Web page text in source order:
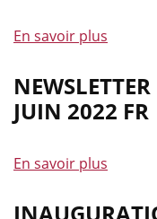
Route
Royale
la
En savoir plus
de
Interreg
Juin
JUIN 2022 FR
En savoir plus
de